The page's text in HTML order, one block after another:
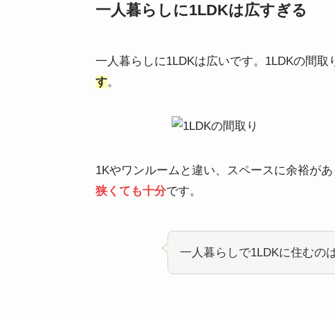
一人暮らしに1LDKは広すぎる
一人暮らしに1LDKは広いです。1LDKの間取
す。
1Kやワンルームと違い、スペースに余裕があ
狭くても十分です。
一人暮らしで1LDKに住むの